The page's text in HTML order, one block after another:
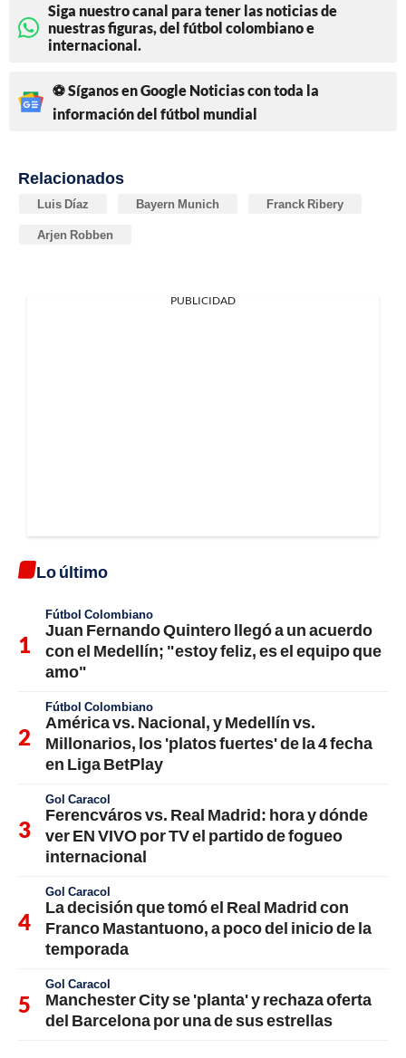
Siga nuestro canal para tener las noticias de
nuestras figuras, del fútbol colombiano e
internacional.
⚽ Síganos en Google Noticias con toda la
información del fútbol mundial
Relacionados
Luis Díaz Bayern Munich Franck Ribery
Arjen Robben
PUBLICIDAD
Lo último
Fútbol Colombiano
Juan Fernando Quintero llegó a un acuerdo
con el Medellín; "estoy feliz, es el equipo que
amo"
Fútbol Colombiano
América vs. Nacional, y Medellín vs.
Millonarios, los 'platos fuertes' de la 4 fecha
en Liga BetPlay
Gol Caracol
Ferencváros vs. Real Madrid: hora y dónde
ver EN VIVO por TV el partido de fogueo
internacional
Gol Caracol
La decisión que tomó el Real Madrid con
Franco Mastantuono, a poco del inicio de la
temporada
Gol Caracol
Manchester City se 'planta' y rechaza oferta
del Barcelona por una de sus estrellas